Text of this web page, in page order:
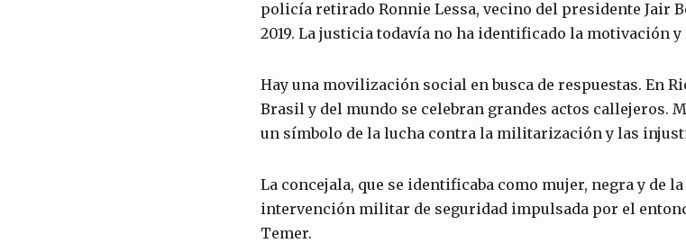
policía retirado Ronnie Lessa, vecino del presidente Jair
2019. La justicia todavía no ha identificado la motivación
Hay una movilización social en busca de respuestas. En
Brasil y del mundo se celebran grandes actos callejeros.
un símbolo de la lucha contra la militarización y las
La concejala, que se identificaba como mujer, negra y de
intervención militar de seguridad impulsada por el
Temer.